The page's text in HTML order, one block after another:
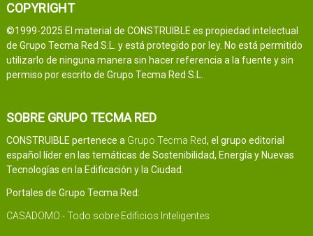
COPYRIGHT
©1999-2025 El material de CONSTRUIBLE es propiedad intelectual
de Grupo Tecma Red S.L. y está protegido por ley. No está permitido
utilizarlo de ninguna manera sin hacer referencia a la fuente y sin
permiso por escrito de Grupo Tecma Red S.L.
SOBRE GRUPO TECMA RED
CONSTRUIBLE pertenece a Grupo Tecma Red, el grupo editorial
español líder en las temáticas de Sostenibilidad, Energía y Nuevas
Tecnologías en la Edificación y la Ciudad.
Portales de Grupo Tecma Red:
CASADOMO - Todo sobre Edificios Inteligentes